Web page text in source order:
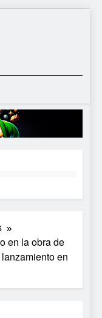
Favorito
en la obra de
en